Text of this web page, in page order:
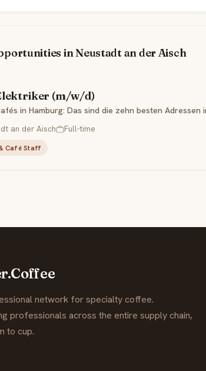
in Neustadt an der Aisch
(m/w/d)
in Hamburg: Das sind die zehn besten Adressen
an der Aisch
Full-time
Café Staff
network for specialty coffee.
professionals across the entire supply chain,
to cup.